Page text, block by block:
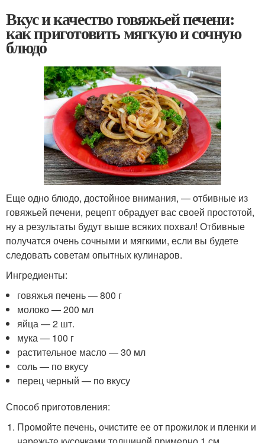
Вкус и качество говяжьей печени:
как приготовить мягкую и сочную
блюдо
Еще одно блюдо, достойное внимания, — отбивные из
говяжьей печени, рецепт обрадует вас своей простотой,
ну а результаты будут выше всяких похвал! Отбивные
получатся очень сочными и мягкими, если вы будете
следовать советам опытных кулинаров.
Ингредиенты:
говяжья печень — 800 г
молоко — 200 мл
яйца — 2 шт.
мука — 100 г
растительное масло — 30 мл
соль — по вкусу
перец черный — по вкусу
Способ приготовления:
Промойте печень, очистите ее от прожилок и пленки и